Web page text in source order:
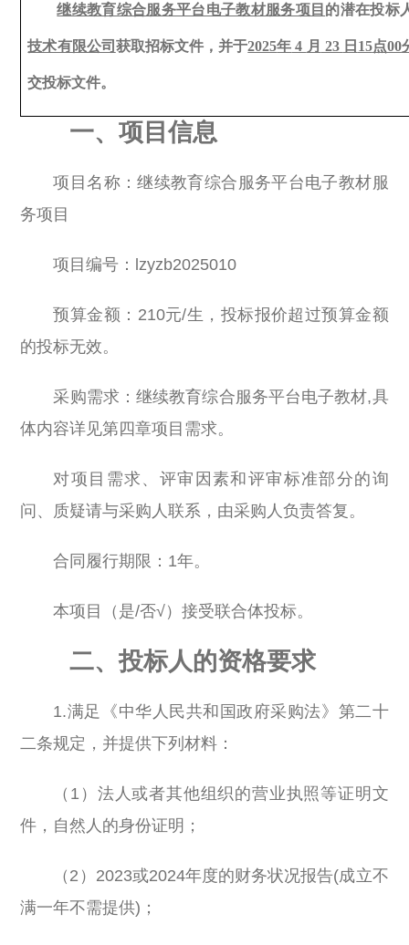
继续教育综合服务平台电子教材服务项目 的潜在投标
技术有限公司 获取招标文件，并于2025年 4 月 23 日 15点00
交投标文件。
一、项目信息
项目名称：继续教育综合服务平台电子教材服
务项目
项目编号：lzyzb2025010
预算金额：210元/生，投标报价超过预算金额
的投标无效。
采购需求：继续教育综合服务平台电子教材,具
体内容详见第四章项目需求。
对项目需求、评审因素和评审标准部分的询
问、质疑请与采购人联系，由采购人负责答复。
合同履行期限：1年。
本项目（是/否√）接受联合体投标。
二、投标人的资格要求
1.满足《中华人民共和国政府采购法》第二十
二条规定，并提供下列材料：
（1）法人或者其他组织的营业执照等证明文
件，自然人的身份证明；
（2）2023或2024年度的财务状况报告(成立不
满一年不需提供)；